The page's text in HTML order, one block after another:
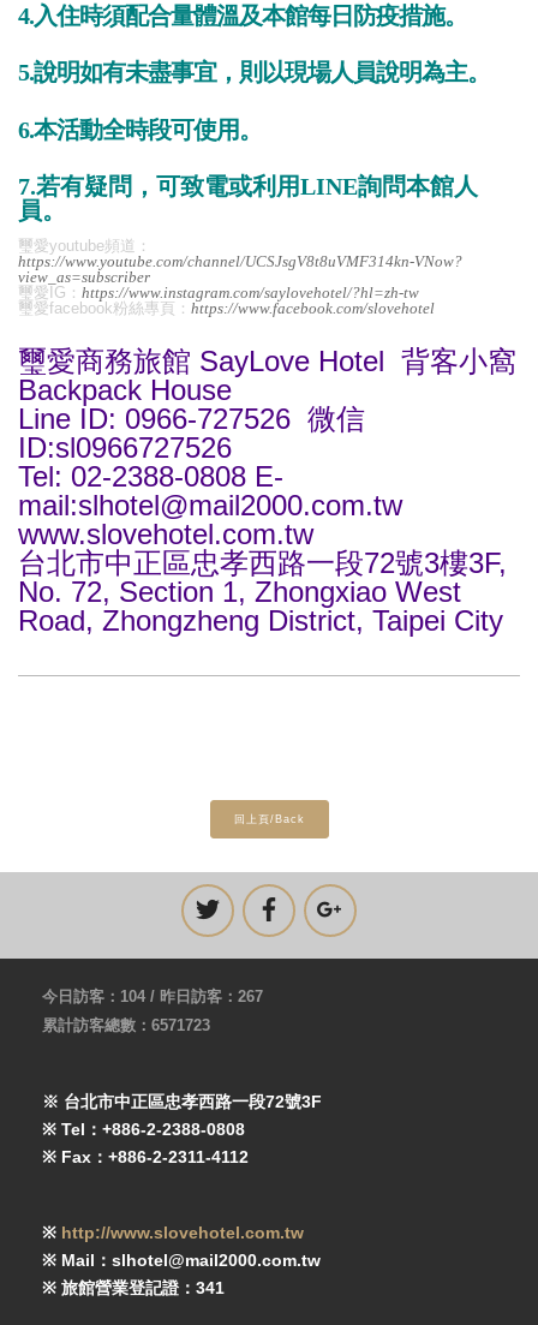
4.入住時須配合量體溫及本館每日防疫措施。
5.說明如有未盡事宜，則以現場人員說明為主。
6.本活動全時段可使用。
7.若有疑問，可致電或利用LINE詢問本館人
員。
璽愛youtube頻道：
https://www.youtube.com/channel/UCSJsgV8t8uVMF314kn-VNow?
view_as=subscriber
璽愛IG： https://www.instagram.com/saylovehotel/?hl=zh-tw
璽愛facebook粉絲專頁： https://www.facebook.com/slovehotel
璽愛商務旅館 SayLove Hotel 背客小窩
Backpack House
Line ID: 0966-727526 微信
ID:sl0966727526
Tel: 02-2388-0808 E-
mail:slhotel@mail2000.com.tw
www.slovehotel.com.tw
台北市中正區忠孝西路一段72號3樓3F,
No. 72, Section 1, Zhongxiao West
Road, Zhongzheng District, Taipei City
回上頁/Back
今日訪客：104 / 昨日訪客：267
累計訪客總數：6571723
※ 台北市中正區忠孝西路一段72號3F
※ Tel：+886-2-2388-0808
※ Fax：+886-2-2311-4112
※ http://www.slovehotel.com.tw
※ Mail：slhotel@mail2000.com.tw
※ 旅館營業登記證：341